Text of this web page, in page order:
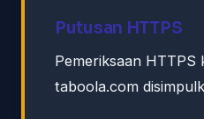
Putusan HTTPS
Pemeriksaan HTTPS
taboola.com